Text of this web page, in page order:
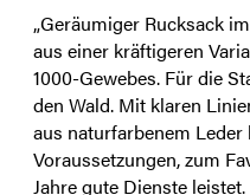
„Geräumiger Rucksack
aus einer kräftigeren
1000-Gewebes. Für die
den Wald. Mit klaren
aus naturfarbenem Leder
Voraussetzungen, zum
Jahre gute Dienste